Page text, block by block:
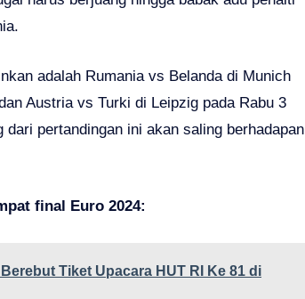
adalah Rumania vs Belanda di Munich
Austria vs Turki di Leipzig pada Rabu 3
pertandingan ini akan saling berhadapan
final Euro 2024:
Tiket Upacara HUT RI Ke 81 di